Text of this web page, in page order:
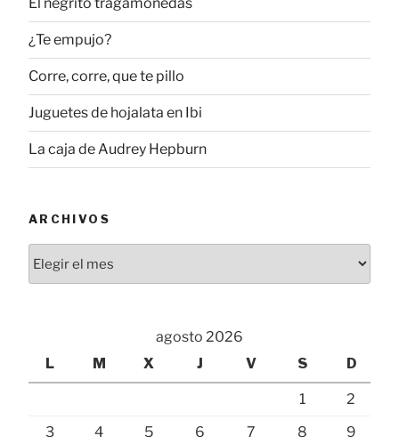
¿Te empujo?
Corre, corre, que te pillo
Juguetes de hojalata en Ibi
La caja de Audrey Hepburn
ARCHIVOS
agosto 2026
L
M X J V S D
1
2
3
4 5 6 7 8
9